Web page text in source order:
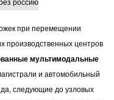
при перемещении
производственных центров
мультимодальные
и автомобильный
следующие до узловых